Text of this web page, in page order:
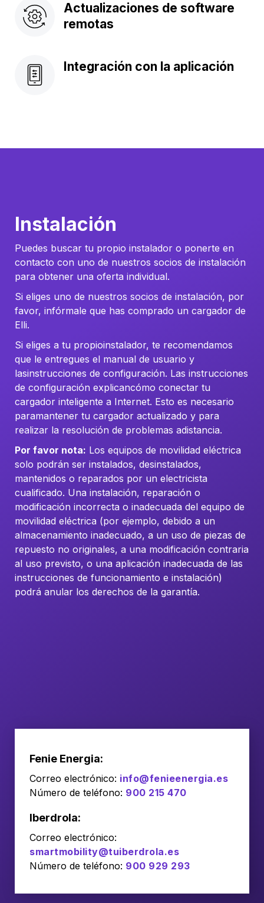
Actualizaciones de software
remotas
Integración con la aplicación
Instalación
Puedes buscar tu propio instalador o ponerte en
contacto con uno de nuestros socios de instalación
para obtener una oferta individual.
Si eliges uno de nuestros socios de instalación, por
favor, infórmale que has comprado un cargador de
Elli.
Si eliges a tu propioinstalador, te recomendamos
que le entregues el manual de usuario y
lasinstrucciones de configuración. Las instrucciones
de configuración explicancómo conectar tu
cargador inteligente a Internet. Esto es necesario
paramantener tu cargador actualizado y para
realizar la resolución de problemas adistancia.
Por favor nota: Los equipos de movilidad eléctrica
solo podrán ser instalados, desinstalados,
mantenidos o reparados por un electricista
cualificado. Una instalación, reparación o
modificación incorrecta o inadecuada del equipo de
movilidad eléctrica (por ejemplo, debido a un
almacenamiento inadecuado, a un uso de piezas de
repuesto no originales, a una modificación contraria
al uso previsto, o una aplicación inadecuada de las
instrucciones de funcionamiento e instalación)
podrá anular los derechos de la garantía.
Fenie Energia:
Correo electrónico: info@fenieenergia.es
Número de teléfono: 900 215 470
Iberdrola:
Correo electrónico:
smartmobility@tuiberdrola.es
Número de teléfono: 900 929 293